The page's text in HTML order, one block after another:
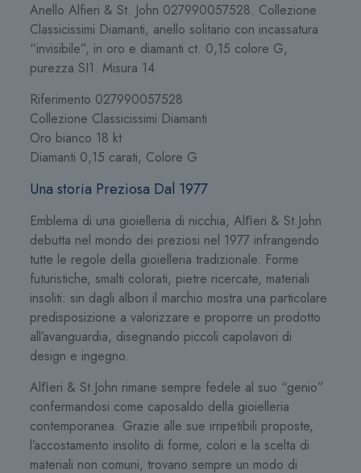
Anello Alfieri & St. John 027990057528. Collezione
Classicissimi Diamanti, anello solitario con incassatura
“invisibile”, in oro e diamanti ct. 0,15 colore G,
purezza SI1. Misura 14
Riferimento 027990057528
Collezione Classicissimi Diamanti
Oro bianco 18 kt
Diamanti 0,15 carati, Colore G
Una storia Preziosa Dal 1977
Emblema di una gioielleria di nicchia, Alﬁeri & St.John
debutta nel mondo dei preziosi nel 1977 infrangendo
tutte le regole della gioielleria tradizionale. Forme
futuristiche, smalti colorati, pietre ricercate, materiali
insoliti: sin dagli albori il marchio mostra una particolare
predisposizione a valorizzare e proporre un prodotto
all’avanguardia, disegnando piccoli capolavori di
design e ingegno.
Alﬁeri & St.John rimane sempre fedele al suo “genio”
confermandosi come caposaldo della gioielleria
contemporanea. Grazie alle sue irripetibili proposte,
l’accostamento insolito di forme, colori e la scelta di
materiali non comuni, trovano sempre un modo di